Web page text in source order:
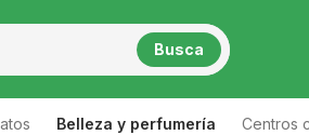
Busca
Belleza y perfumería Centros